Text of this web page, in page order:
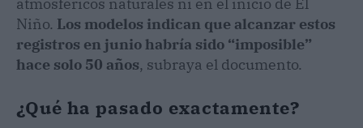
Niño. Los modelos indican que alcanzar estos
registros en junio habría sido “imposible”
hace solo 50 años, subraya el documento.
¿Qué ha pasado exactamente?